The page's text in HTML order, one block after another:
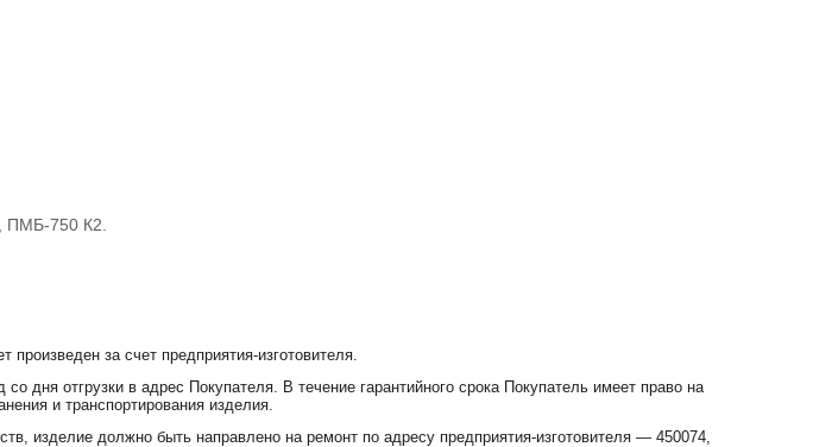
ПМБ-750 К2.
за счет предприятия-изготовителя.
дня отгрузки в адрес Покупателя. В течение гарантийного срока Покупатель имеет право на
и транспортирования изделия.
изделие должно быть направлено на ремонт по адресу предприятия-изготовителя — 450074,